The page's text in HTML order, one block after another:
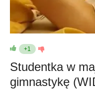
+1
Studentka w
gimnastykę